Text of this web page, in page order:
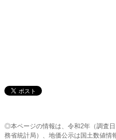
◎本ページの情報は、令和2年（調査
務省統計局）、地価公示は国土数値情